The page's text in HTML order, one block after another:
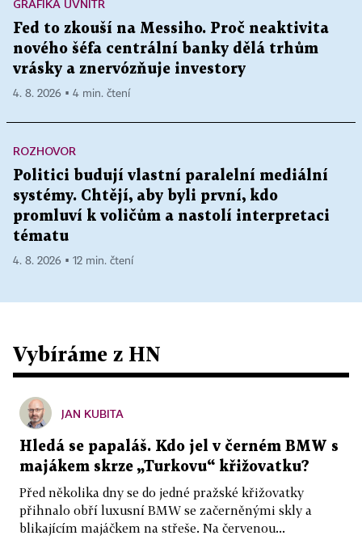
GRAFIKA UVNITŘ
Fed to zkouší na Messiho. Proč neaktivita
nového šéfa centrální banky dělá trhům
vrásky a znervózňuje investory
4. 8. 2026 ▪ 4 min. čtení
ROZHOVOR
Politici budují vlastní paralelní mediální
systémy. Chtějí, aby byli první, kdo
promluví k voličům a nastolí interpretaci
tématu
4. 8. 2026 ▪ 12 min. čtení
Vybíráme z HN
JAN KUBITA
Hledá se papaláš. Kdo jel v černém BMW s
majákem skrze „Turkovu“ křižovatku?
Před několika dny se do jedné pražské křižovatky
přihnalo obří luxusní BMW se začerněnými skly a
blikajícím majáčkem na střeše. Na červenou...